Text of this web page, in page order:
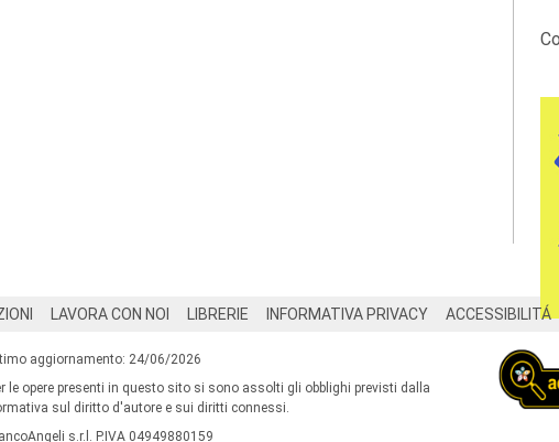
LAVORA CON NOI LIBRERIE INFORMATIVA PRIVACY ACCESSIBILITÁ
aggiornamento: 24/06/2026
le opere presenti in questo sito si sono assolti gli obblighi previsti dalla
sul diritto d'autore e sui diritti connessi.
s.r.l. P.IVA 04949880159